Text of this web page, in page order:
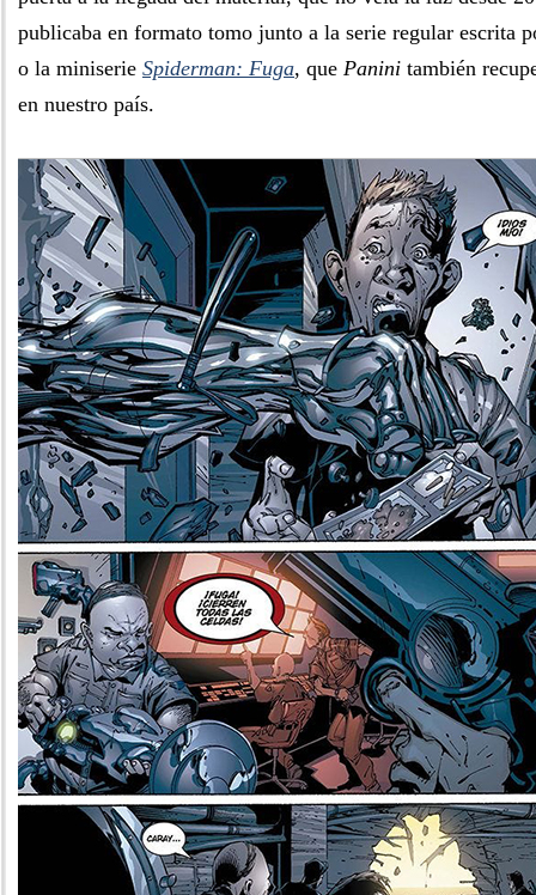
publicaba en formato tomo junto a la serie regular escrita
o la miniserie Spiderman: Fuga, que Panini también
en nuestro país.